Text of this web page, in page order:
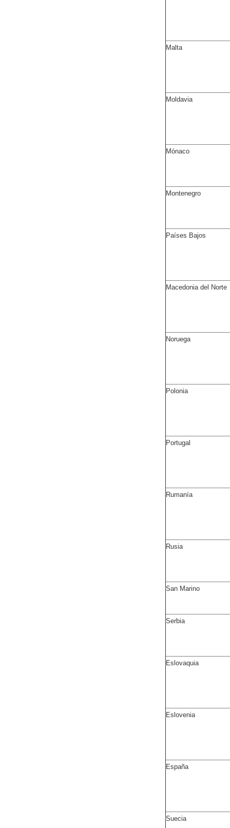
Malta
Moldavia
Mónaco
Montenegro
Países Bajos
Macedonia del Norte
Noruega
Polonia
Portugal
Rumanía
Rusia
San Marino
Serbia
Eslovaquia
Eslovenia
España
Suecia